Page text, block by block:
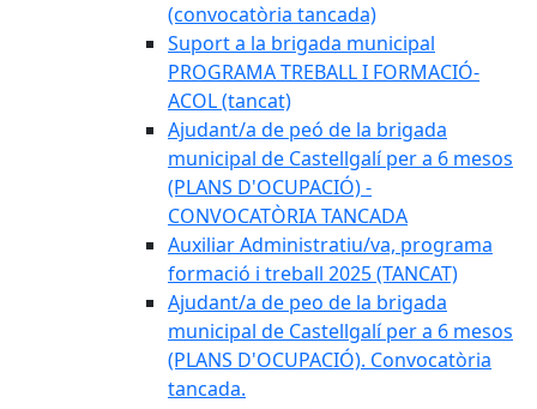
(convocatòria tancada)
Suport a la brigada municipal
PROGRAMA TREBALL I FORMACIÓ-
ACOL (tancat)
Ajudant/a de peó de la brigada
municipal de Castellgalí per a 6 mesos
(PLANS D'OCUPACIÓ) -
CONVOCATÒRIA TANCADA
Auxiliar Administratiu/va, programa
formació i treball 2025 (TANCAT)
Ajudant/a de peo de la brigada
municipal de Castellgalí per a 6 mesos
(PLANS D'OCUPACIÓ). Convocatòria
tancada.